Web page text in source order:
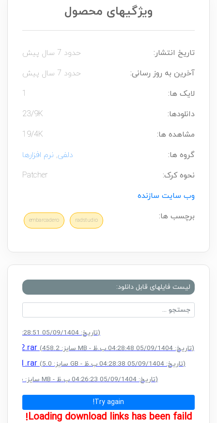
ویژگیهای محصول
تاریخ انتشار:
حدود 7 سال پیش
آخرین به روز رسانی:
حدود 7 سال پیش
لایک ها:
1
دانلودها:
23/9K
مشاهده ها:
19/4K
گروه ها:
دلفی, نرم افزارها
نحوه کرک:
Patcher
وب سایت سازنده
برچسب ها:
radstudio
embarcadero
لیست فایلهای قابل دانلود:
(سایز: 146.1 MB - تاریخ: 05/09/1404 04:28:51 ب.ظ)
(سایز: 458.2 MB - تاریخ: 05/09/1404 04:28:48 ب.ظ)
(سایز: 5.0 GB - تاریخ: 05/09/1404 04:28:38 ب.ظ)
(سایز: 206.6 MB - تاریخ: 05/09/1404 04:26:23 ب.ظ)
Try again!
Loading download links has been faild!